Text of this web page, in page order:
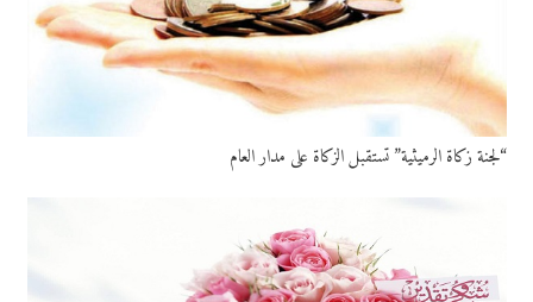
“لجنة زكاة الرميثية” تستقبل الزكاة على مدار العام